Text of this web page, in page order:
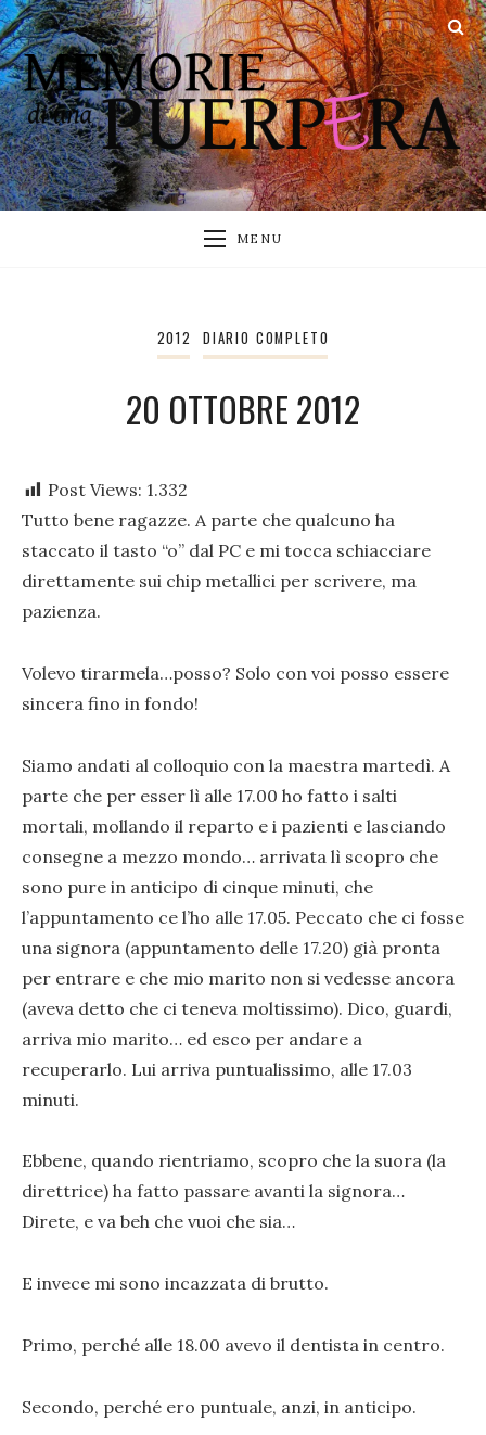
MENU
2012 DIARIO COMPLETO
20 OTTOBRE 2012
Post Views: 1.332
Tutto bene ragazze. A parte che qualcuno ha
staccato il tasto “o” dal PC e mi tocca schiacciare
direttamente sui chip metallici per scrivere, ma
pazienza.
Volevo tirarmela…posso? Solo con voi posso essere
sincera fino in fondo!
Siamo andati al colloquio con la maestra martedì. A
parte che per esser lì alle 17.00 ho fatto i salti
mortali, mollando il reparto e i pazienti e lasciando
consegne a mezzo mondo… arrivata lì scopro che
sono pure in anticipo di cinque minuti, che
l’appuntamento ce l’ho alle 17.05. Peccato che ci fosse
una signora (appuntamento delle 17.20) già pronta
per entrare e che mio marito non si vedesse ancora
(aveva detto che ci teneva moltissimo). Dico, guardi,
arriva mio marito… ed esco per andare a
recuperarlo. Lui arriva puntualissimo, alle 17.03
minuti.
Ebbene, quando rientriamo, scopro che la suora (la
direttrice) ha fatto passare avanti la signora…
Direte, e va beh che vuoi che sia…
E invece mi sono incazzata di brutto.
Primo, perché alle 18.00 avevo il dentista in centro.
Secondo, perché ero puntuale, anzi, in anticipo.